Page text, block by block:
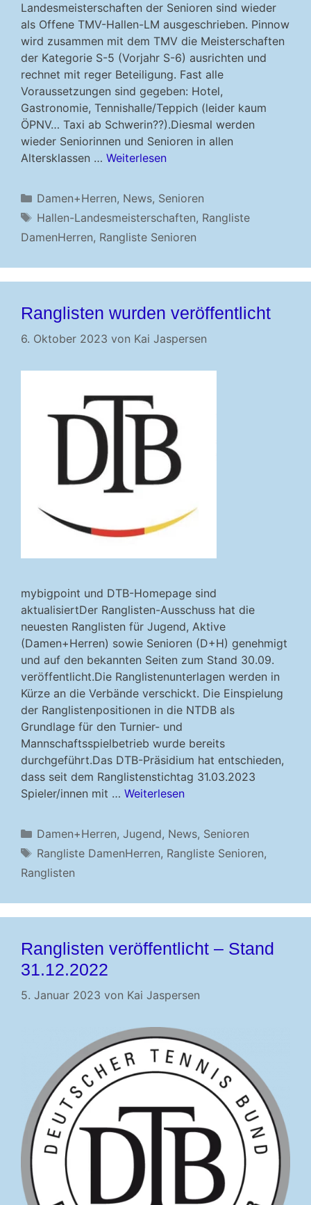
Landesmeisterschaften der Senioren sind wieder
als Offene TMV-Hallen-LM ausgeschrieben. Pinnow
wird zusammen mit dem TMV die Meisterschaften
der Kategorie S-5 (Vorjahr S-6) ausrichten und
rechnet mit reger Beteiligung. Fast alle
Voraussetzungen sind gegeben: Hotel,
Gastronomie, Tennishalle/Teppich (leider kaum
ÖPNV… Taxi ab Schwerin??).Diesmal werden
wieder Seniorinnen und Senioren in allen
Altersklassen … Weiterlesen
Kategorien
Damen+Herren, News, Senioren
Schlagwörter
Hallen-Landesmeisterschaften, Rangliste
DamenHerren, Rangliste Senioren
Ranglisten wurden veröffentlicht
6. Oktober 2023 von Kai Jaspersen
mybigpoint und DTB-Homepage sind
aktualisiertDer Ranglisten-Ausschuss hat die
neuesten Ranglisten für Jugend, Aktive
(Damen+Herren) sowie Senioren (D+H) genehmigt
und auf den bekannten Seiten zum Stand 30.09.
veröffentlicht.Die Ranglistenunterlagen werden in
Kürze an die Verbände verschickt. Die Einspielung
der Ranglistenpositionen in die NTDB als
Grundlage für den Turnier- und
Mannschaftsspielbetrieb wurde bereits
durchgeführt.Das DTB-Präsidium hat entschieden,
dass seit dem Ranglistenstichtag 31.03.2023
Spieler/innen mit … Weiterlesen
Kategorien
Damen+Herren, Jugend, News, Senioren
Schlagwörter
Rangliste DamenHerren, Rangliste Senioren,
Ranglisten
Ranglisten veröffentlicht – Stand
31.12.2022
5. Januar 2023 von Kai Jaspersen